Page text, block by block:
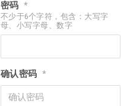
密码 *
不少于6个字符，包含：大写字
母、小写字母、数字
确认密码 *